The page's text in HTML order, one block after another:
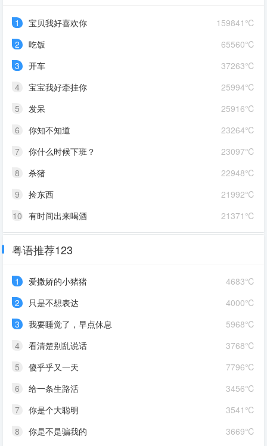
159841℃
1
宝贝我好喜欢你
65560℃
2
吃饭
37263℃
3
开车
25994℃
4
宝宝我好牵挂你
25916℃
5
发呆
23264℃
6
你知不知道
23097℃
7
你什么时候下班？
22948℃
8
杀猪
21992℃
9
捡东西
21371℃
10 有时间出来喝酒
粤语推荐123
4683℃
1
爱撒娇的小猪猪
4000℃
2
只是不想表达
5968℃
3
我要睡觉了，早点休息
3768℃
4
看清楚别乱说话
7796℃
5
傻乎乎又一天
3456℃
6
给一条生路活
3541℃
7
你是个大聪明
3669℃
8
你是不是骗我的